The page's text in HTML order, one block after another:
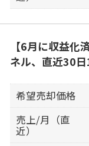
【6月に収益化
ネル、直近30
希望売却価格
売上/月（直
近）